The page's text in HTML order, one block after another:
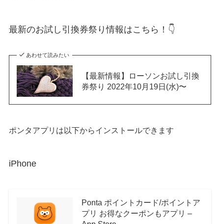
最新のお試し引換券祭り情報はこちら！ 👇
あわせて読みたい
【最新情報】ローソンお試し引換
券祭り 2022年10月19日(水)〜
ポンタアプリは以下からインストールできます
iPhone
Ponta ポイントカード/ポイントア
プリ お得なクーポンもアプリ –